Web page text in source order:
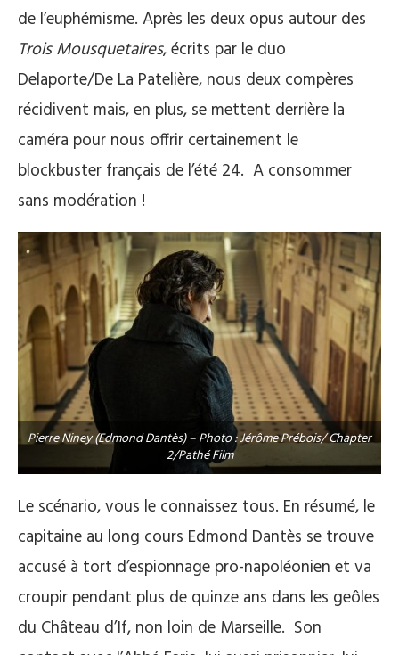
de l’euphémisme. Après les deux opus autour des
Trois Mousquetaires, écrits par le duo
Delaporte/De La Patelière, nous deux compères
récidivent mais, en plus, se mettent derrière la
caméra pour nous offrir certainement le
blockbuster français de l’été 24. A consommer
sans modération !
Pierre Niney (Edmond Dantès) – Photo : Jérôme Prébois/ Chapter
2/Pathé Film
Le scénario, vous le connaissez tous. En résumé, le
capitaine au long cours Edmond Dantès se trouve
accusé à tort d’espionnage pro-napoléonien et va
croupir pendant plus de quinze ans dans les geôles
du Château d’If, non loin de Marseille. Son